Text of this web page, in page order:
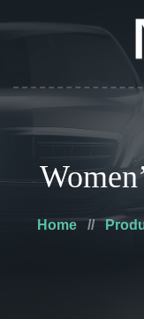
Home